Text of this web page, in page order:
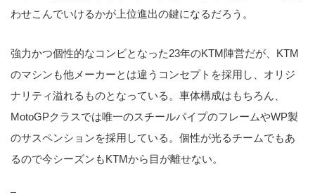
わせこんでいけるかが上位進出の鍵になるだろう。
強力かつ個性的なコンビとなった23年のKTM陣営だが、KTM
のマシンも他メーカーとは違うコンセプトを採用し、オリジ
ナリティ溢れるものとなっている。車体構成はもちろん、
MotoGPクラスでは唯一のスチールパイプのフレームやWP製
のサスペンションを採用している。個性が光るチームでもあ
るので今シーズンもKTMから目が離せない。